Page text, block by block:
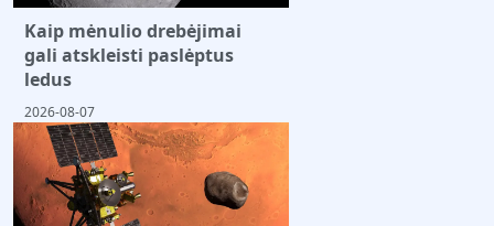
Kaip mėnulio drebėjimai
gali atskleisti paslėptus
ledus
2026-08-07